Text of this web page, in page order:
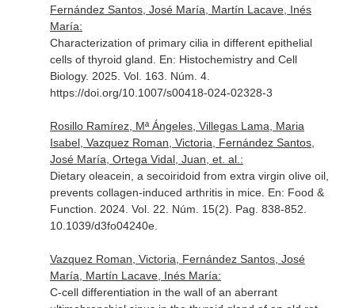
Fernández Santos, José María, Martín Lacave, Inés
María:
Characterization of primary cilia in different epithelial
cells of thyroid gland. En: Histochemistry and Cell
Biology. 2025. Vol. 163. Núm. 4.
https://doi.org/10.1007/s00418-024-02328-3
Rosillo Ramírez, Mª Ángeles, Villegas Lama, Maria
Isabel, Vazquez Roman, Victoria, Fernández Santos,
José María, Ortega Vidal, Juan, et. al.:
Dietary oleacein, a secoiridoid from extra virgin olive oil,
prevents collagen-induced arthritis in mice. En: Food &
Function . 2024. Vol. 22. Núm. 15(2). Pag. 838-852.
10.1039/d3fo04240e.
Vazquez Roman, Victoria, Fernández Santos, José
María, Martín Lacave, Inés María:
C-cell differentiation in the wall of an aberrant